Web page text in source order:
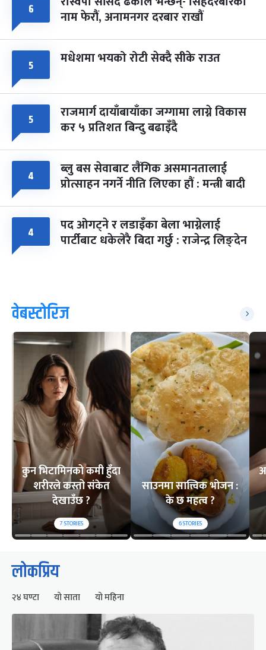
६ नाम फेरौं, अनामनगर दरबार राखौं
५ मधेशमा भयको रोटी सेक्दै सीके राउत
५ राजमार्ग दायाँबायाँका जग्गामा लाग्ने विकास
कर ५ प्रतिशत बिन्दु बढाइँदै
४ ब्लु बस सेवाबाट लैंगिक असमानतालाई
प्रोत्साहन नगर्ने नीति लिएका हौं : मन्त्री बादी
४ पद ओगट्ने र लडाइँका बेला भाग्नेलाई
पार्टीबाट धकेलेरै बिदा गर्छु : राजेन्द्र लिङ्देन
वेबस्टोरिज
कुन भिटामिनको कमी हुँदा
शरीरले कस्तो संकेत
देखाउँछ ?
7STORIES
साउनमा सात्त्विक भोजन :
के छ महत्व ?
6STORIES
लोकप्रिय
२४ घण्टा यो साता यो महिना